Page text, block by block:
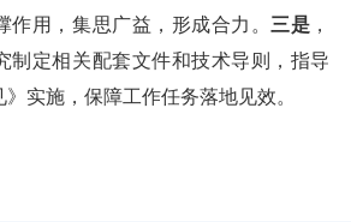
作用，集思广益，形成合力。 三是 ，
制定相关配套文件和技术导则，指导
实施，保障工作任务落地见效。